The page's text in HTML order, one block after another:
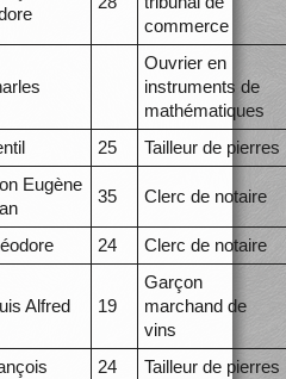
commerce
Ouvrier en
instruments de
mathématiques
25 Tailleur de pierres
Eugène
35 Clerc de notaire
24 Clerc de notaire
Alfred 19
Garçon
marchand de
vins
24
Tailleur de pierres